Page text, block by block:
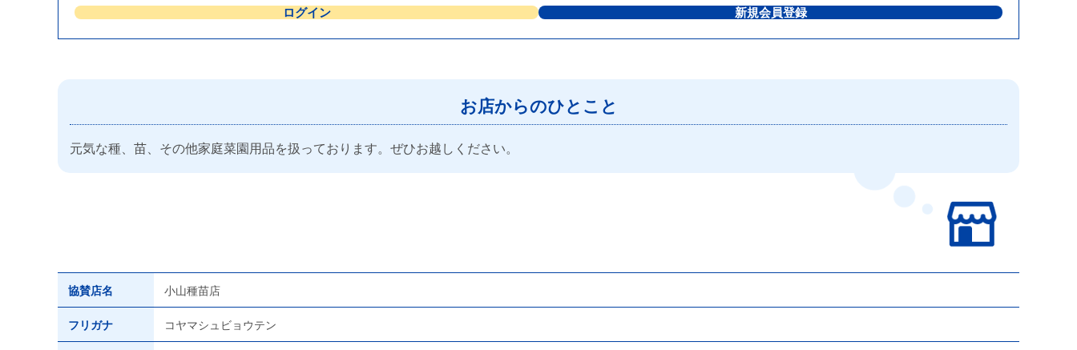
ログイン 新規会員登録
お店からのひとこと
元気な種、苗、その他家庭菜園用品を扱っております。ぜひお越しください。
協賛店名 小山種苗店
フリガナ コヤマシュビョウテン